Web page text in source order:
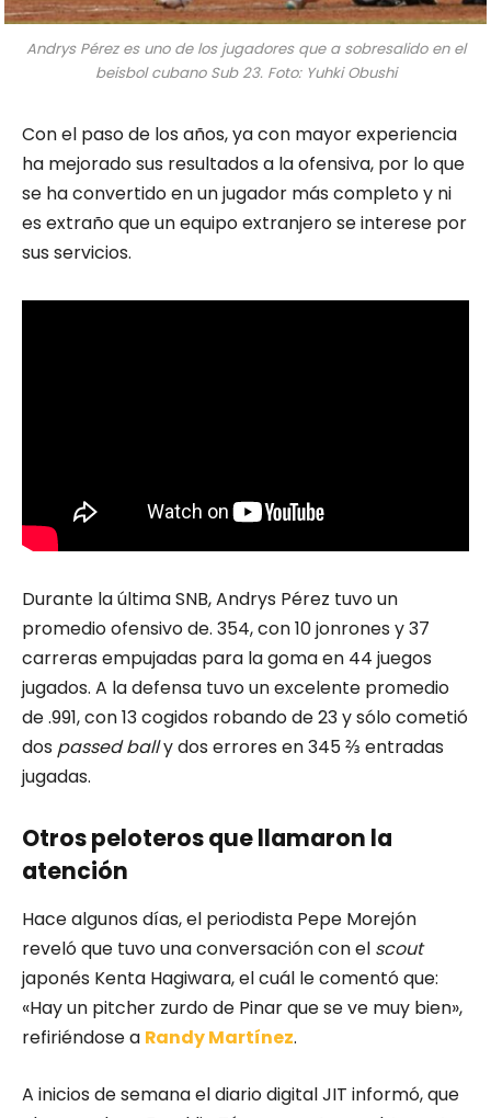
Andrys Pérez es uno de los jugadores que a sobresalido en el
beisbol cubano Sub 23. Foto: Yuhki Obushi
Con el paso de los años, ya con mayor experiencia
ha mejorado sus resultados a la ofensiva, por lo que
se ha convertido en un jugador más completo y ni
es extraño que un equipo extranjero se interese por
sus servicios.
Durante la última SNB, Andrys Pérez tuvo un
promedio ofensivo de. 354, con 10 jonrones y 37
carreras empujadas para la goma en 44 juegos
jugados. A la defensa tuvo un excelente promedio
de .991, con 13 cogidos robando de 23 y sólo cometió
dos passed bally dos errores en 345 ⅔ entradas
jugadas.
Otros peloteros que llamaron la
atención
Hace algunos días, el periodista Pepe Morejón
reveló que tuvo una conversación con el scout
japonés Kenta Hagiwara, el cuál le comentó que:
«Hay un pitcher zurdo de Pinar que se ve muy bien»,
refiriéndose a Randy Martínez.
A inicios de semana el diario digital JIT informó, que